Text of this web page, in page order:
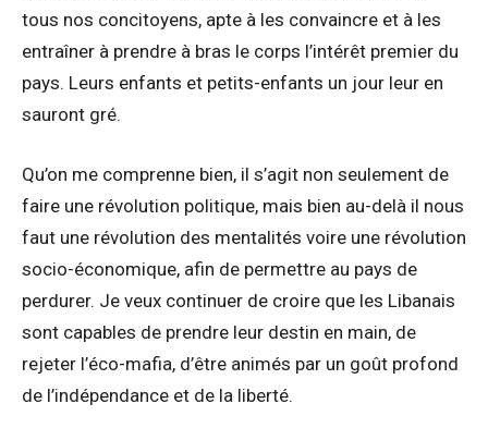
tous nos concitoyens, apte à les convaincre et à les
entraîner à prendre à bras le corps l’intérêt premier du
pays. Leurs enfants et petits-enfants un jour leur en
sauront gré.
Qu’on me comprenne bien, il s’agit non seulement de
faire une révolution politique, mais bien au-delà il nous
faut une révolution des mentalités voire une révolution
socio-économique, afin de permettre au pays de
perdurer. Je veux continuer de croire que les Libanais
sont capables de prendre leur destin en main, de
rejeter l’éco-mafia, d’être animés par un goût profond
de l’indépendance et de la liberté.